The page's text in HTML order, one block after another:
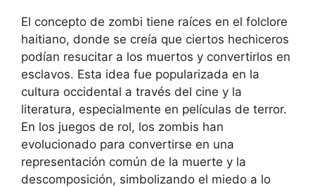
El concepto de zombi tiene raíces en el folclore
haitiano, donde se creía que ciertos hechiceros
podían resucitar a los muertos y convertirlos en
esclavos. Esta idea fue popularizada en la
cultura occidental a través del cine y la
literatura, especialmente en películas de terror.
En los juegos de rol, los zombis han
evolucionado para convertirse en una
representación común de la muerte y la
descomposición, simbolizando el miedo a lo